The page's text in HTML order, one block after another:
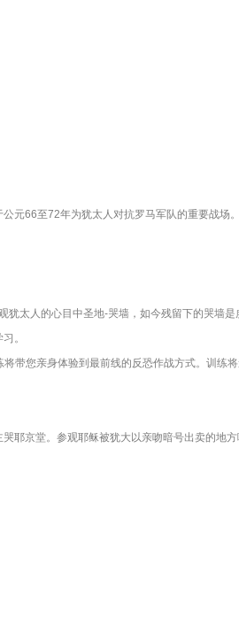
元66至72年为犹太人对抗罗马军队的重要战场。
太人的心目中圣地-哭墙，如今残留下的哭墙
。
带您亲身体验到最前线的反恐作战方式。训练
耶京堂。参观耶稣被犹大以亲吻暗号出卖的地方